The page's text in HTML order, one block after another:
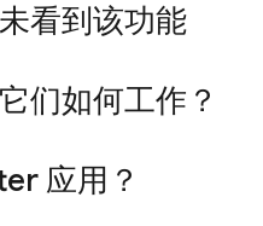
看到该功能
们如何工作？
应用？